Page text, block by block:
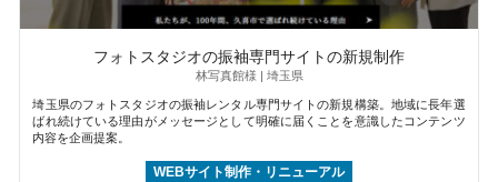
フォトスタジオの振袖専門サイトの新規制作
林写真館様 | 埼玉県
埼玉県のフォトスタジオの振袖レンタル専門サイトの新規構築。地域に長年選
ばれ続けている理由がメッセージとして明確に届くことを意識したコンテンツ
内容を企画提案。
WEBサイト制作・リニューアル